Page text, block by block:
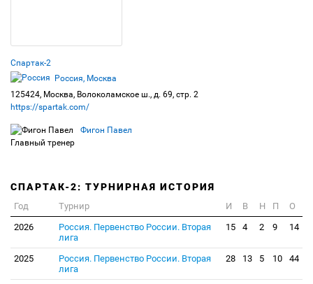
Спартак-2
Россия, Москва
125424, Москва, Волоколамское ш., д. 69, стр. 2
https://spartak.com/
Фигон Павел
Главный тренер
СПАРТАК-2: ТУРНИРНАЯ ИСТОРИЯ
Год Турнир И В Н П
О
2026
Россия. Первенство России. Вторая
лига
15 4 2 9 14
2025
Россия. Первенство России. Вторая
лига
28 13 5 10 44